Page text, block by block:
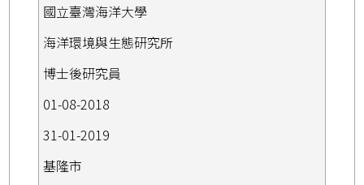
國立臺灣海洋大學
海洋環境與生態研究所
博士後研究員
01-08-2018
31-01-2019
基隆市